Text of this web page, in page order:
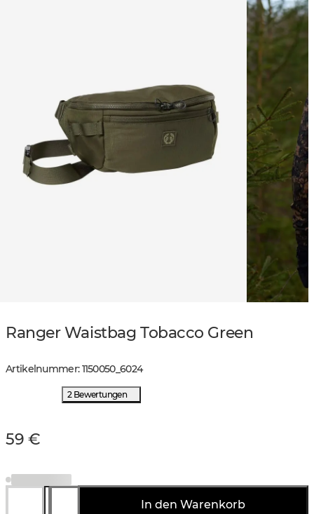
Ranger Waistbag Tobacco Green
Artikelnummer:1150050_ 6024
2 Bewertungen
59 €
In den Warenkorb